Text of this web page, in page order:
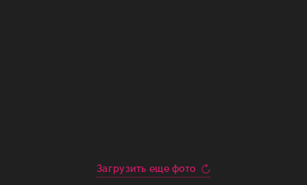
Загрузить еще фото